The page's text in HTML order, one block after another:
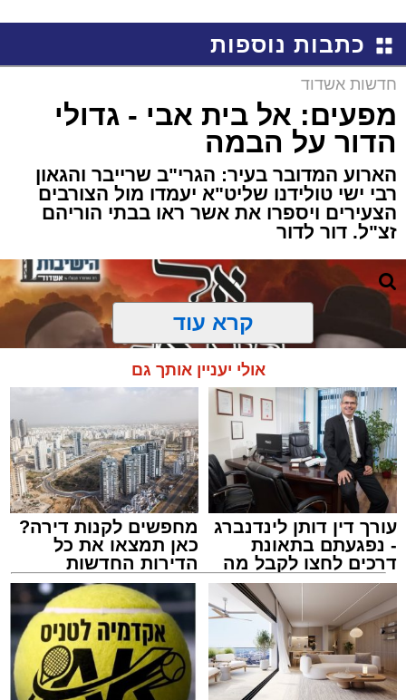
כתבות נוספות
חדשות אשדוד
מפעים: אל בית אבי - גדולי
הדור על הבמה
הארוע המדובר בעיר: הגרי"ב שרייבר והגאון
רבי ישי טולידנו שליט"א יעמדו מול הצורבים
הצעירים ויספרו את אשר ראו בבתי הוריהם
זצ"ל. דור לדור
מעגלים
מנהל האתר / 20:31 06.08.26
קרא עוד
אולי יעניין אותך גם
עורך דין דותן לינדנברג
- נפגעתם בתאונת
דרכים לחצו לקבל מה
שמגיע לכם
מחפשים לקנות דירה?
כאן תמצאו את כל
הדירות החדשות
למכירה באשדוד >>>